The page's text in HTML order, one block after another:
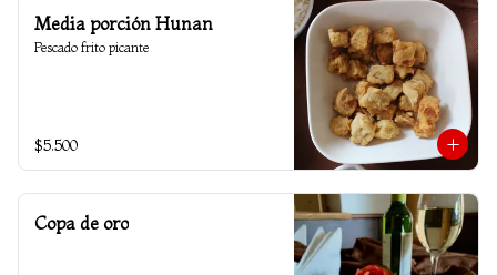
Media porción Hunan
Pescado frito picante
$5.500
Copa de oro